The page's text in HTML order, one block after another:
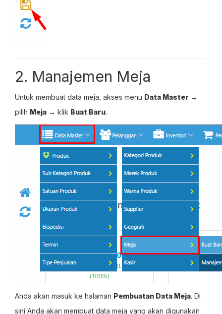
2. Manajemen Meja
Untuk membuat data meja, akses menu Data Master →
pilih Meja → klik Buat Baru.
Anda akan masuk ke halaman Pembuatan Data Meja. Di
sini Anda akan membuat data meja yang akan digunakan